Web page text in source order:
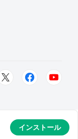
インストール